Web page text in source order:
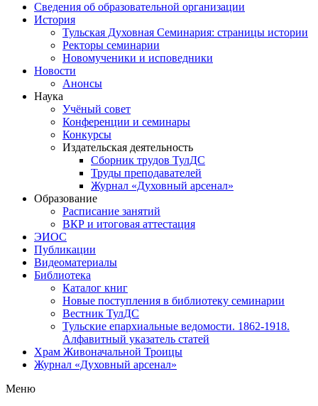
Сведения об образовательной организации
История
Тульская Духовная Семинария: страницы истории
Ректоры семинарии
Новомученики и исповедники
Новости
Анонсы
Наука
Учёный совет
Конференции и семинары
Конкурсы
Издательская деятельность
Сборник трудов ТулДС
Труды преподавателей
Журнал «Духовный арсенал»
Образование
Расписание занятий
ВКР и итоговая аттестация
ЭИОС
Публикации
Видеоматериалы
Библиотека
Каталог книг
Новые поступления в библиотеку семинарии
Вестник ТулДС
Тульские епархиальные ведомости. 1862-1918.
Алфавитный указатель статей
Храм Живоначальной Троицы
Журнал «Духовный арсенал»
Меню